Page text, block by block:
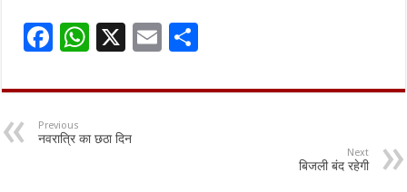
F
e
b
o
W
at
sA
p
X
E
ai ar
Previous
नवरात्रि का छठा दिन
Next
बिजली बंद रहेगी